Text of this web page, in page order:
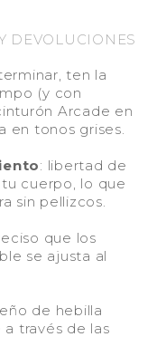
DEVOLUCIONES
ten la
(y con
Arcade en
en tonos grises.
: libertad de
cuerpo, lo que
sin pellizcos.
que los
se ajusta al
de hebilla
través de las